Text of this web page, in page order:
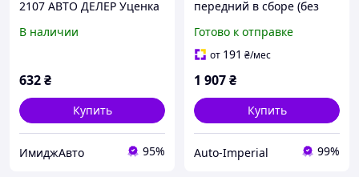
2107 АВТО ДЕЛЕР Уценка
В наличии
632₴
Купить
ИмиджАвто 95%
передний в сборе (без
Готово к отправке
от 191 ₴/мес
1 907₴
Купить
Auto-Imperial 99%